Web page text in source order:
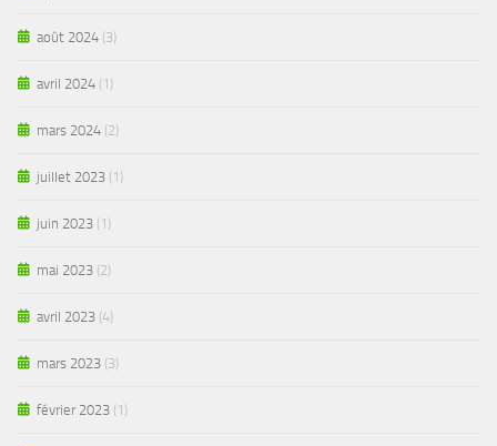
août 2024 (3)
avril 2024 (1)
mars 2024 (2)
juillet 2023 (1)
juin 2023 (1)
mai 2023 (2)
avril 2023 (4)
mars 2023 (3)
février 2023 (1)